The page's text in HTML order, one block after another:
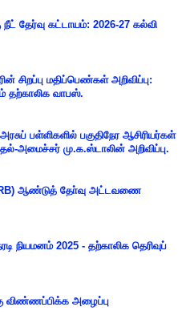
நீட் தேர்வு கட்டாயம்: 2026-27 கல்வி
சிறப்பு மதிப்பெண்கள் அறிவிப்பு:
தற்காலிக வாபஸ்.
பள்ளிகளில் பகுதிநேர ஆசிரியர்கள்
அமைச்சர் மு.க.ஸ்டாலின் அறிவிப்பு.
ஆண்டுத் தோ்வு அட்டவணை
நியமனம் 2025 - தற்காலிக தெரிவுப்
விண்ணப்பிக்க அழைப்பு